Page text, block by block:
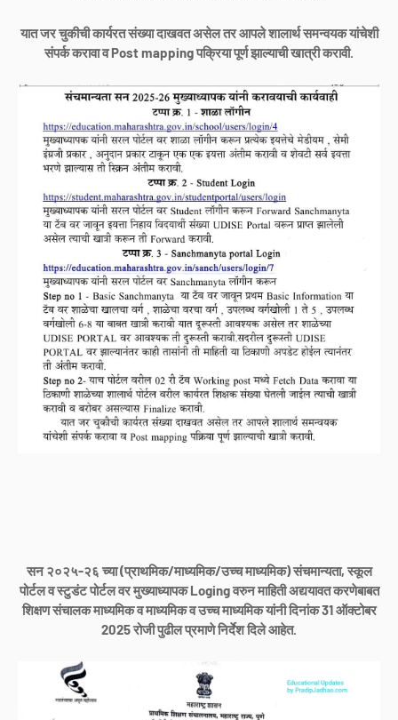
यात जर चुकीची कार्यरत संख्या दाखवत असेल तर आपले शालार्थ समन्वयक यांचेशी
संपर्क करावा व Post mapping पक्रिया पूर्ण झाल्याची खात्री करावी.
सन २०२५-२६ च्या (प्राथमिक/माध्यमिक/उच्च माध्यमिक) संचमान्यता, स्कूल
पोर्टल व स्टुडंट पोर्टल वर मुख्याध्यापक Loging वरुन माहिती अद्ययावत करणेबाबत
शिक्षण संचालक माध्यमिक व माध्यमिक व उच्च माध्यमिक यांनी दिनांक 31 ऑक्टोबर
2025 रोजी पुढील प्रमाणे निर्देश दिले आहेत.